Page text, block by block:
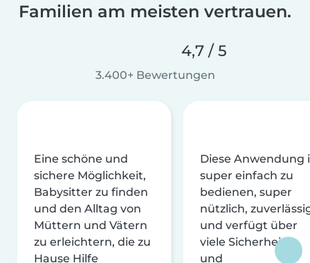
Familien am meisten vertrauen.
4,7 / 5
3.400+ Bewertungen
Eine schöne und
sichere Möglichkeit,
Babysitter zu finden
und den Alltag von
Müttern und Vätern
zu erleichtern, die zu
Hause Hilfe
Diese Anwendung
super einfach zu
bedienen, super
nützlich,
und verfügt über
viele Sicherheits-
und